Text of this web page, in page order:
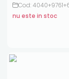
Cod:
nu este in stoc